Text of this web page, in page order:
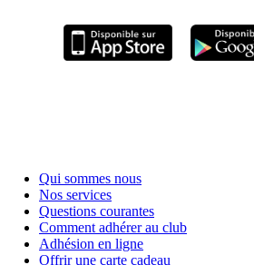
Qui sommes nous
Nos services
Questions courantes
Comment adhérer au club
Adhésion en ligne
Offrir une carte cadeau